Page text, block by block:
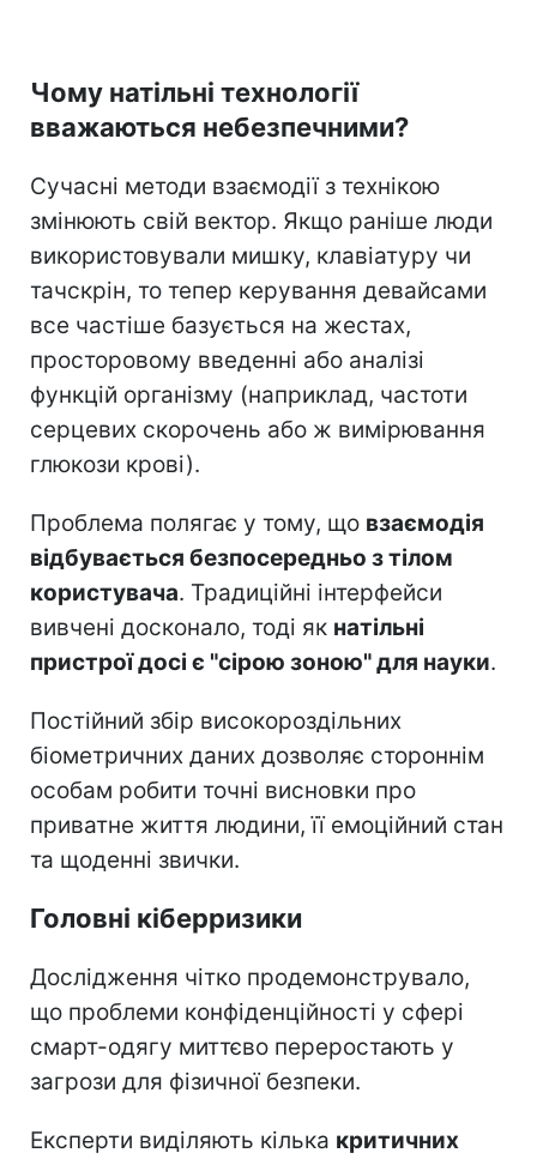
Чому натільні технології
вважаються небезпечними?
Сучасні методи взаємодії з технікою
змінюють свій вектор. Якщо раніше люди
використовували мишку, клавіатуру чи
тачскрін, то тепер керування девайсами
все частіше базується на жестах,
просторовому введенні або аналізі
функцій організму (наприклад, частоти
серцевих скорочень або ж вимірювання
глюкози крові).
Проблема полягає у тому, що взаємодія
відбувається безпосередньо з тілом
користувача. Традиційні інтерфейси
вивчені досконало, тоді як натільні
пристрої досі є "сірою зоною" для науки.
Постійний збір високороздільних
біометричних даних дозволяє стороннім
особам робити точні висновки про
приватне життя людини, її емоційний стан
та щоденні звички.
Головні кіберризики
Дослідження чітко продемонструвало,
що проблеми конфіденційності у сфері
смарт-одягу миттєво переростають у
загрози для фізичної безпеки.
Експерти виділяють кілька критичних